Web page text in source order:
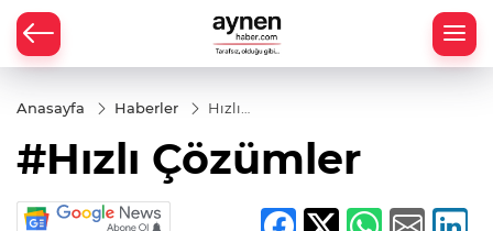
Anasayfa Haberler
Hızlı
#Hızlı Çözümler